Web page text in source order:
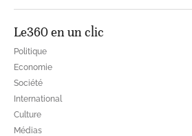
Le360 en un clic
Politique
Economie
Société
International
Culture
Médias